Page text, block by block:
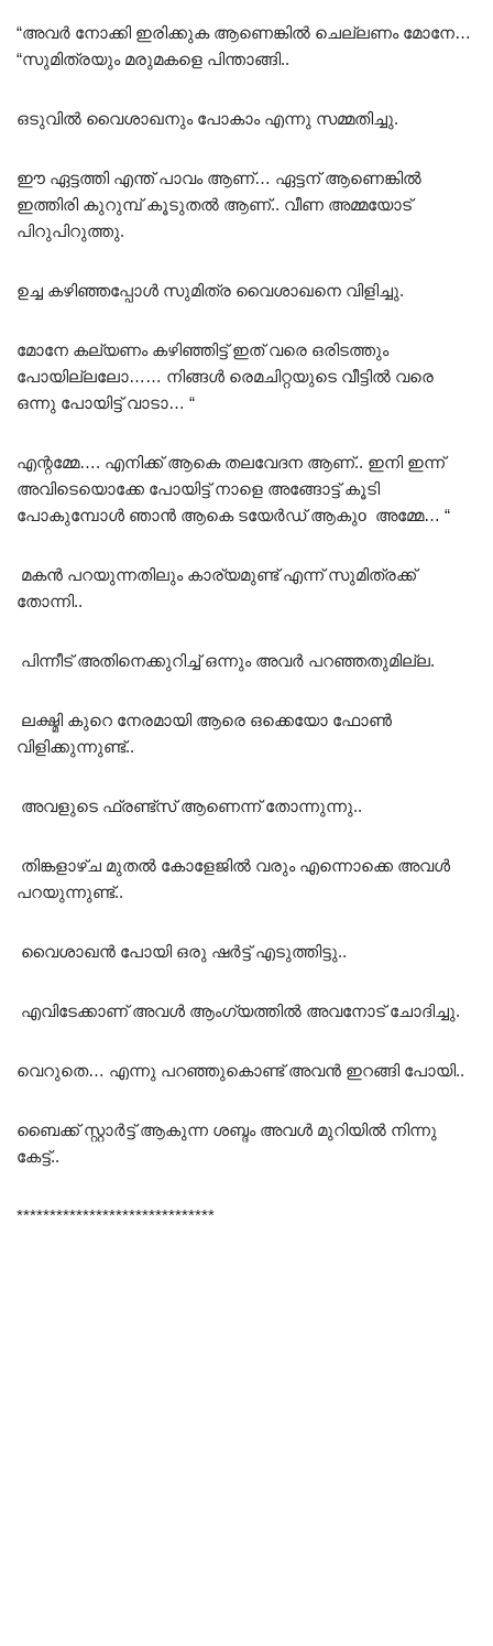
“അവർ നോക്കി ഇരിക്കുക ആണെങ്കിൽ ചെല്ലണം മോനേ…
“സുമിത്രയും മരുമകളെ പിന്താങ്ങി..
ഒടുവിൽ വൈശാഖനും പോകാം എന്നു സമ്മതിച്ചു.
ഈ ഏട്ടത്തി എന്ത് പാവം ആണ്… ഏട്ടന് ആണെങ്കിൽ
ഇത്തിരി കുറുമ്പ് കൂടുതൽ ആണ്.. വീണ അമ്മയോട്
പിറുപിറുത്തു.
ഉച്ച കഴിഞ്ഞപ്പോൾ സുമിത്ര വൈശാഖനെ വിളിച്ചു.
മോനേ കല്യണം കഴിഞ്ഞിട്ട് ഇത് വരെ ഒരിടത്തും
പോയില്ലലോ…… നിങ്ങൾ രെമചിറ്റയുടെ വീട്ടിൽ വരെ
ഒന്നു പോയിട്ട് വാടാ… “
എന്റമ്മേ…. എനിക്ക് ആകെ തലവേദന ആണ്.. ഇനി ഇന്ന്
അവിടെയൊക്കേ പോയിട്ട് നാളെ അങ്ങോട്ട് കൂടി
പോകുമ്പോൾ ഞാൻ ആകെ ടയേർഡ് ആകുo അമ്മേ… “
മകൻ പറയുന്നതിലും കാര്യമുണ്ട് എന്ന് സുമിത്രക്ക്
തോന്നി..
പിന്നീട് അതിനെക്കുറിച്ച് ഒന്നും അവർ പറഞ്ഞതുമില്ല.
ലക്ഷ്മി കുറെ നേരമായി ആരെ ഒക്കെയോ ഫോൺ
വിളിക്കുന്നുണ്ട്..
അവളുടെ ഫ്രണ്ട്സ് ആണെന്ന് തോന്നുന്നു..
തിങ്കളാഴ്ച മുതൽ കോളേജിൽ വരും എന്നൊക്കെ അവൾ
പറയുന്നുണ്ട്..
വൈശാഖൻ പോയി ഒരു ഷർട്ട് എടുത്തിട്ടു..
എവിടേക്കാണ് അവൾ ആംഗ്യത്തിൽ അവനോട് ചോദിച്ചു.
വെറുതെ… എന്നു പറഞ്ഞുകൊണ്ട് അവൻ ഇറങ്ങി പോയി..
ബൈക്ക് സ്റ്റാർട്ട്‌ ആകുന്ന ശബ്ദം അവൾ മുറിയിൽ നിന്നു
കേട്ട്..
******************************